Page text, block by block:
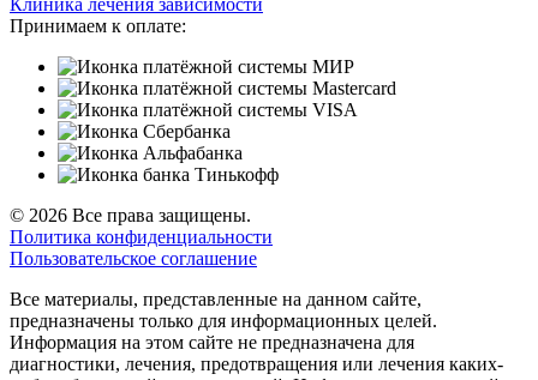
Клиника лечения зависимости
Принимаем к оплате:
© 2026 Все права защищены.
Политика конфиденциальности
Пользовательское соглашение
Все материалы, представленные на данном сайте,
предназначены только для информационных целей.
Информация на этом сайте не предназначена для
диагностики, лечения, предотвращения или лечения каких-